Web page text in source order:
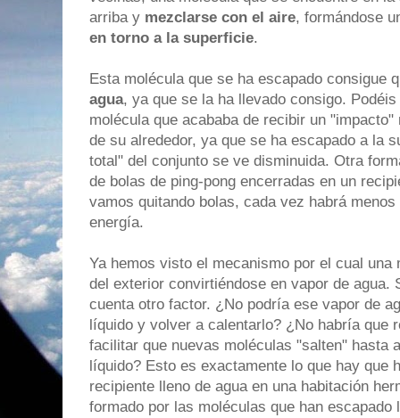
arriba y mezclarse con el aire, formándose
en torno a la superficie.
Esta molécula que se ha escapado consigue
agua, ya que se la ha llevado consigo.
molécula que acababa de recibir un
de su alrededor, ya que se ha escapado a la
total" del conjunto se ve disminuida. Otra
de bolas de ping-pong encerradas en un
vamos quitando bolas, cada vez habrá
energía.
Ya hemos visto el mecanismo por el cual una
del exterior convirtiéndose en vapor de agua.
cuenta otro factor. ¿No podría ese vapor de
líquido y volver a calentarlo? ¿No habría que
facilitar que nuevas moléculas "salten" hasta
líquido? Esto es exactamente lo que hay que
recipiente lleno de agua en una habitación
formado por las moléculas que han